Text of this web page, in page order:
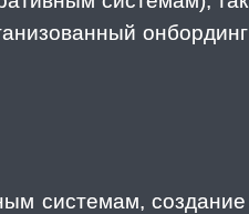
онбординг
системам, создание